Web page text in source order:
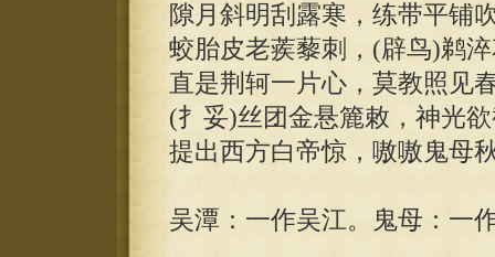
隙月斜明刮露寒，练带平铺
蛟胎皮老蒺藜刺，(辟鸟)鹈
直是荆轲一片心，莫教照见
(扌妥)丝团金悬簏敕，神光
提出西方白帝惊，嗷嗷鬼母
吴潭：一作吴江。鬼母：一